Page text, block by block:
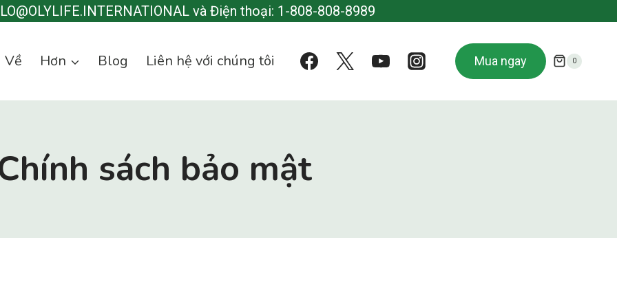
và Điện thoại: 1-808-808-8989
Về Hơn Blog Liên hệ với chúng tôi Mua ngay 0
sách bảo mật